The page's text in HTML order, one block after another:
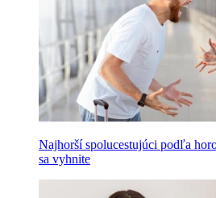
Najhorší spolucestujúci podľa
sa vyhnite